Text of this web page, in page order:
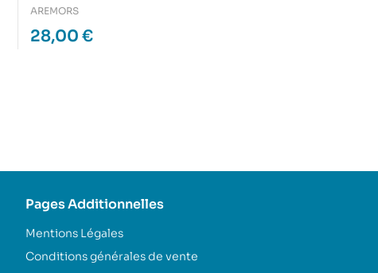
populaire – T5
AREMORS
28,00 €
Pages Additionnelles
Mentions Légales
Conditions générales de vente